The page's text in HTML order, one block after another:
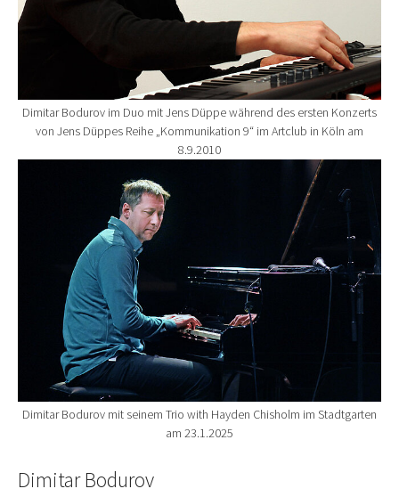
Dimitar Bodurov im Duo mit Jens Düppe während des ersten Konzerts
von Jens Düppes Reihe „Kommunikation 9“ im Artclub in Köln am
8.9.2010
Dimitar Bodurov mit seinem Trio with Hayden Chisholm im Stadtgarten
am 23.1.2025
Dimitar Bodurov